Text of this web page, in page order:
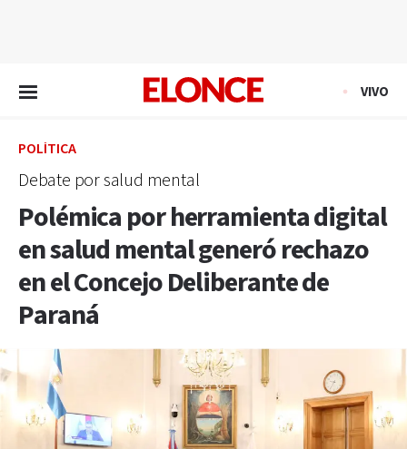
VIVO
POLÍTICA
Debate por salud mental
Polémica por herramienta digital
en salud mental generó rechazo
en el Concejo Deliberante de
Paraná